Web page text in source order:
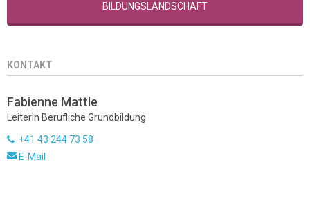
BILDUNGSLANDSCHAFT
KONTAKT
Fabienne Mattle
Leiterin Berufliche Grundbildung
+41 43 244 73 58
E-Mail